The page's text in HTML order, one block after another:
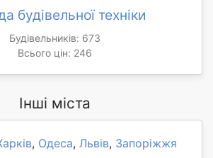
будівельної техніки
Будівельників: 673
Всього цін: 246
Інші міста
, Одеса, Львів, Запоріжжя